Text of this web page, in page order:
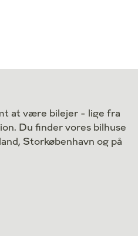
at være bilejer - lige fra
Du finder vores bilhuse
Storkøbenhavn og på